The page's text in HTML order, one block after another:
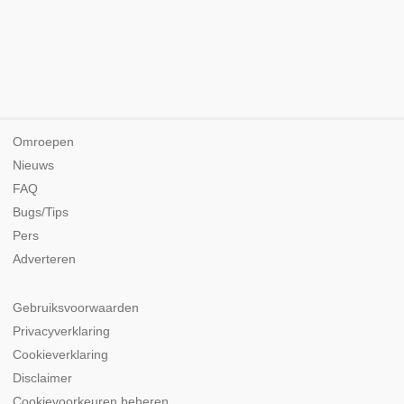
Omroepen
Nieuws
FAQ
Bugs/Tips
Pers
Adverteren
Gebruiksvoorwaarden
Privacyverklaring
Cookieverklaring
Disclaimer